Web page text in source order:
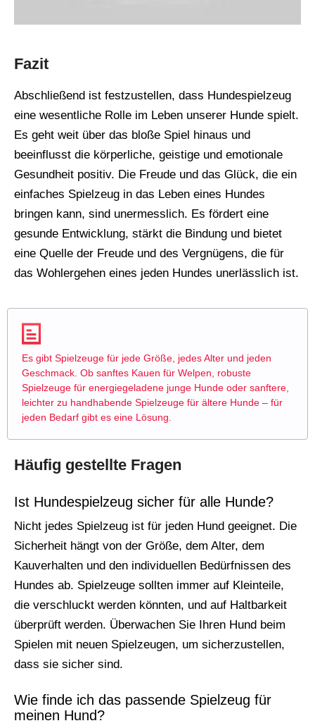
Fazit
Abschließend ist festzustellen, dass Hundespielzeug
eine wesentliche Rolle im Leben unserer Hunde spielt.
Es geht weit über das bloße Spiel hinaus und
beeinflusst die körperliche, geistige und emotionale
Gesundheit positiv. Die Freude und das Glück, die ein
einfaches Spielzeug in das Leben eines Hundes
bringen kann, sind unermesslich. Es fördert eine
gesunde Entwicklung, stärkt die Bindung und bietet
eine Quelle der Freude und des Vergnügens, die für
das Wohlergehen eines jeden Hundes unerlässlich ist.
Es gibt Spielzeuge für jede Größe, jedes Alter und jeden
Geschmack. Ob sanftes Kauen für Welpen, robuste
Spielzeuge für energiegeladene junge Hunde oder sanftere,
leichter zu handhabende Spielzeuge für ältere Hunde – für
jeden Bedarf gibt es eine Lösung.
Häufig gestellte Fragen
Ist Hundespielzeug sicher für alle Hunde?
Nicht jedes Spielzeug ist für jeden Hund geeignet. Die
Sicherheit hängt von der Größe, dem Alter, dem
Kauverhalten und den individuellen Bedürfnissen des
Hundes ab. Spielzeuge sollten immer auf Kleinteile,
die verschluckt werden könnten, und auf Haltbarkeit
überprüft werden. Überwachen Sie Ihren Hund beim
Spielen mit neuen Spielzeugen, um sicherzustellen,
dass sie sicher sind.
Wie finde ich das passende Spielzeug für
meinen Hund?